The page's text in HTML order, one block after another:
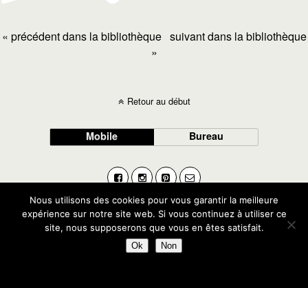
« précédent dans la bibliothèque suivant dans la bibliothèque
»
Retour au début
Mobile Bureau
Nous utilisons des cookies pour vous garantir la meilleure
expérience sur notre site web. Si vous continuez à utiliser ce
site, nous supposerons que vous en êtes satisfait.
Ok Non